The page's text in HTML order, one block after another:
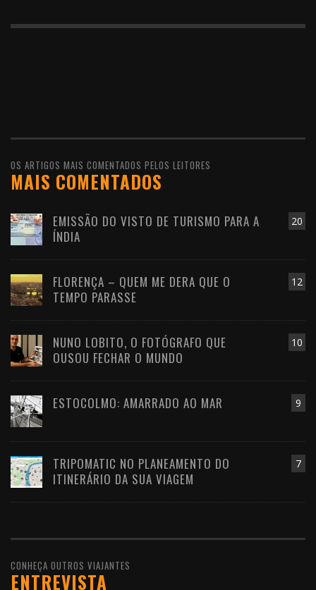
OS ARTIGOS MAIS COMENTADOS PELOS LEITORES
MAIS COMENTADOS
20
EMISSÃO DO VISTO DE TURISMO PARA A
ÍNDIA
12
FLORENÇA – QUEM ME DERA QUE O
TEMPO PARASSE
10
NUNO LOBITO, O FOTÓGRAFO QUE
OUSOU FECHAR O MUNDO
9
ESTOCOLMO: AMARRADO AO MAR
7
TRIPOMATIC NO PLANEAMENTO DO
ITINERÁRIO DA SUA VIAGEM
CONHEÇA OUTROS VIAJANTES
ENTREVISTA